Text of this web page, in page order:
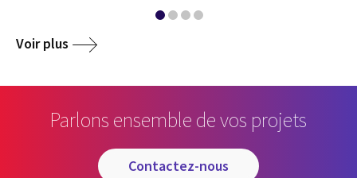
Voir plus
Parlons ensemble de vos projets
contactez-nous